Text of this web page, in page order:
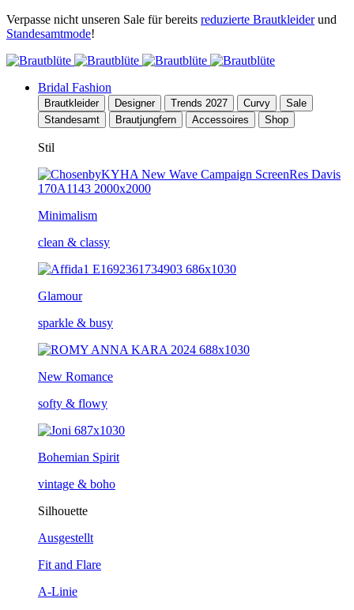
Verpasse nicht unseren Sale für bereits reduzierte Brautkleiderund
Standesamtmode!
Bridal Fashion
Brautkleider Designer Trends 2027 Curvy
Sale
Standesamt
Brautjungfern Accessoires Shop
Stil
Minimalism
clean & classy
Glamour
sparkle & busy
New Romance
softy & flowy
Bohemian Spirit
vintage & boho
Silhouette
Ausgestellt
Fit and Flare
A-Linie